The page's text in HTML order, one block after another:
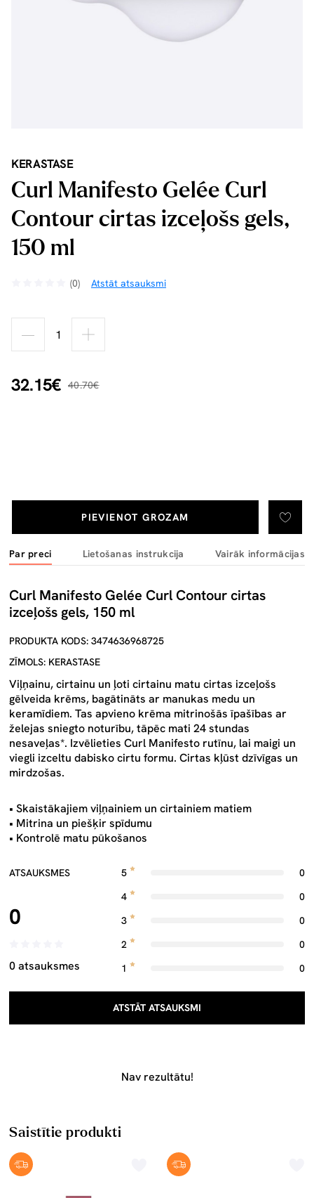
KERASTASE
Curl Manifesto Gelée Curl
Contour cirtas izceļošs gels,
150 ml
(0) Atstāt atsauksmi
32.15€ 40.70€
PIEVIENOT GROZAM
Par preci Lietošanas instrukcija Vairāk informācijas
Curl Manifesto Gelée Curl Contour cirtas
izceļošs gels, 150 ml
PRODUKTA KODS: 3474636968725
ZĪMOLS: KERASTASE
Viļņainu, cirtainu un ļoti cirtainu matu cirtas izceļošs
gēlveida krēms, bagātināts ar manukas medu un
keramīdiem. Tas apvieno krēma mitrinošās īpašības ar
želejas sniegto noturību, tāpēc mati 24 stundas
nesaveļas*. Izvēlieties Curl Manifesto rutīnu, lai maigi un
viegli izceltu dabisko cirtu formu. Cirtas kļūst dzīvīgas un
mirdzošas.
• Skaistākajiem viļņainiem un cirtainiem matiem
• Mitrina un piešķir spīdumu
• Kontrolē matu pūkošanos
ATSAUKSMES
0
0 atsauksmes
5
0
4
0
3
0
2
0
1
0
ATSTĀT ATSAUKSMI
Nav rezultātu!
Saistītie produkti